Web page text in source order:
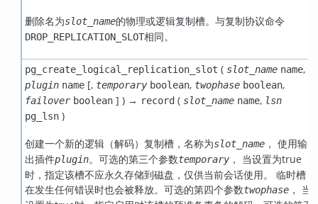
删除名为slot_name的物理或逻辑复制槽。与复制协议命令
DROP_REPLICATION_SLOT相同。
pg_create_logical_replication_slot ( slot_name name,
plugin name[, temporary boolean, twophase boolean,
failover boolean ] ) → record( slot_name name, lsn
pg_lsn)
创建一个新的逻辑（解码）复制槽，名称为slot_name， 使用输
出插件plugin。可选的第三个参数temporary， 当设置为true
时，指定该槽不应永久存储到磁盘，仅供当前会话使用。 临时槽
在发生任何错误时也会被释放。可选的第四个参数twophase， 当